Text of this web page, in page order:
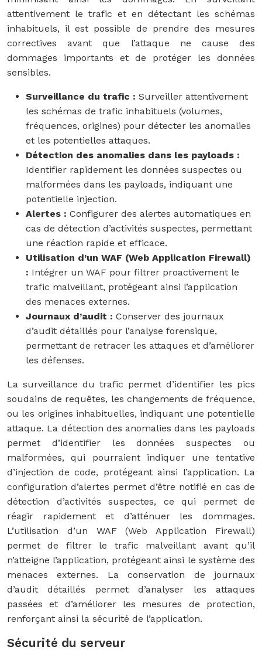
attentivement le trafic et en détectant les schémas
inhabituels, il est possible de prendre des mesures
correctives avant que l’attaque ne cause des
dommages importants et de protéger les données
sensibles.
Surveillance du trafic : Surveiller attentivement
les schémas de trafic inhabituels (volumes,
fréquences, origines) pour détecter les anomalies
et les potentielles attaques.
Détection des anomalies dans les payloads :
Identifier rapidement les données suspectes ou
malformées dans les payloads, indiquant une
potentielle injection.
Alertes : Configurer des alertes automatiques en
cas de détection d’activités suspectes, permettant
une réaction rapide et efficace.
Utilisation d’un WAF (Web Application Firewall)
: Intégrer un WAF pour filtrer proactivement le
trafic malveillant, protégeant ainsi l’application
des menaces externes.
Journaux d’audit : Conserver des journaux
d’audit détaillés pour l’analyse forensique,
permettant de retracer les attaques et d’améliorer
les défenses.
La surveillance du trafic permet d’identifier les pics
soudains de requêtes, les changements de fréquence,
ou les origines inhabituelles, indiquant une potentielle
attaque. La détection des anomalies dans les payloads
permet d’identifier les données suspectes ou
malformées, qui pourraient indiquer une tentative
d’injection de code, protégeant ainsi l’application. La
configuration d’alertes permet d’être notifié en cas de
détection d’activités suspectes, ce qui permet de
réagir rapidement et d’atténuer les dommages.
L’utilisation d’un WAF (Web Application Firewall)
permet de filtrer le trafic malveillant avant qu’il
n’atteigne l’application, protégeant ainsi le système des
menaces externes. La conservation de journaux
d’audit détaillés permet d’analyser les attaques
passées et d’améliorer les mesures de protection,
renforçant ainsi la sécurité de l’application.
Sécurité du serveur